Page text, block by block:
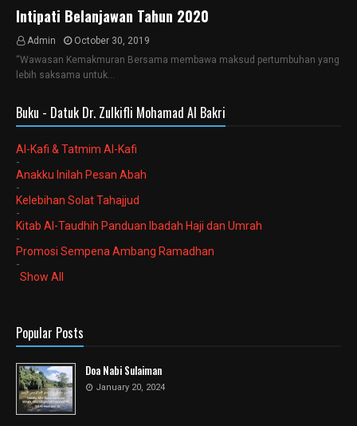
Intipati Belanjawan Tahun 2020
Admin
October 30, 2019
“Wawasan Kemakmuran Bersama membawa maksud pertumbuhan yang
lebih saksama untuk…
Buku - Datuk Dr. Zulkifli Mohamad Al Bakri
Al-Kafi & Tatmim Al-Kafi
-
Anakku Inilah Pesan Abah
-
Kelebihan Solat Tahajjud
-
Kitab Al-Taudhih Panduan Ibadah Haji dan Umrah
-
Promosi Sempena Ambang Ramadhan
-
Show All
Popular Posts
Doa Nabi Sulaiman
January 20, 2024